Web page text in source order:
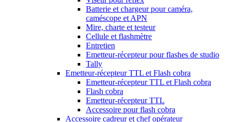
Batterie et chargeur pour caméra,
caméscope et APN
Mire, charte et testeur
Cellule et flashmètre
Entretien
Emetteur-récepteur pour flashes de studio
Tally
Emetteur-récepteur TTL et Flash cobra
Emetteur-récepteur TTL et Flash cobra
Flash cobra
Emetteur-récepteur TTL
Accessoire pour flash cobra
Accessoire cadreur et chef opérateur